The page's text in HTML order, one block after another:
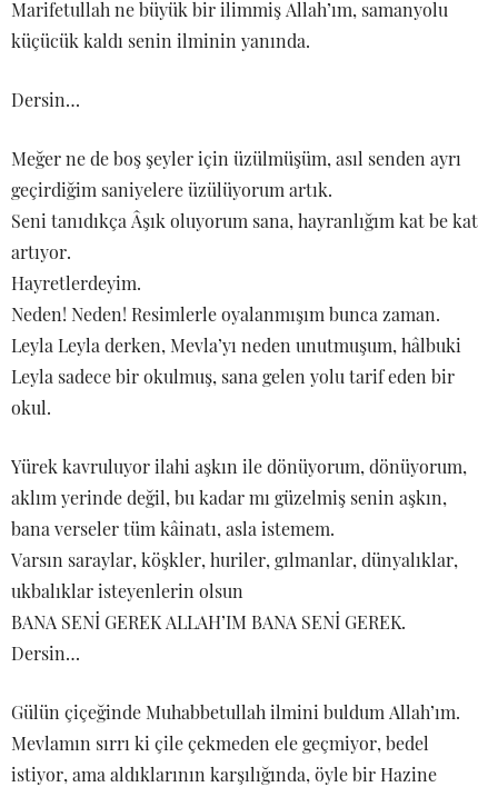
Marifetullah ne büyük bir ilimmiş Allah’ım, samanyolu
küçücük kaldı senin ilminin yanında.
Dersin…
Meğer ne de boş şeyler için üzülmüşüm, asıl senden ayrı
geçirdiğim saniyelere üzülüyorum artık.
Seni tanıdıkça Âşık oluyorum sana, hayranlığım kat be kat
artıyor.
Hayretlerdeyim.
Neden! Neden! Resimlerle oyalanmışım bunca zaman.
Leyla Leyla derken, Mevla’yı neden unutmuşum, hâlbuki
Leyla sadece bir okulmuş, sana gelen yolu tarif eden bir
okul.
Yürek kavruluyor ilahi aşkın ile dönüyorum, dönüyorum,
aklım yerinde değil, bu kadar mı güzelmiş senin aşkın,
bana verseler tüm kâinatı, asla istemem.
Varsın saraylar, köşkler, huriler, gılmanlar, dünyalıklar,
ukbalıklar isteyenlerin olsun
BANA SENİ GEREK ALLAH’IM BANA SENİ GEREK.
Dersin…
Gülün çiçeğinde Muhabbetullah ilmini buldum Allah’ım.
Mevlamın sırrı ki çile çekmeden ele geçmiyor, bedel
istiyor, ama aldıklarının karşılığında, öyle bir Hazine